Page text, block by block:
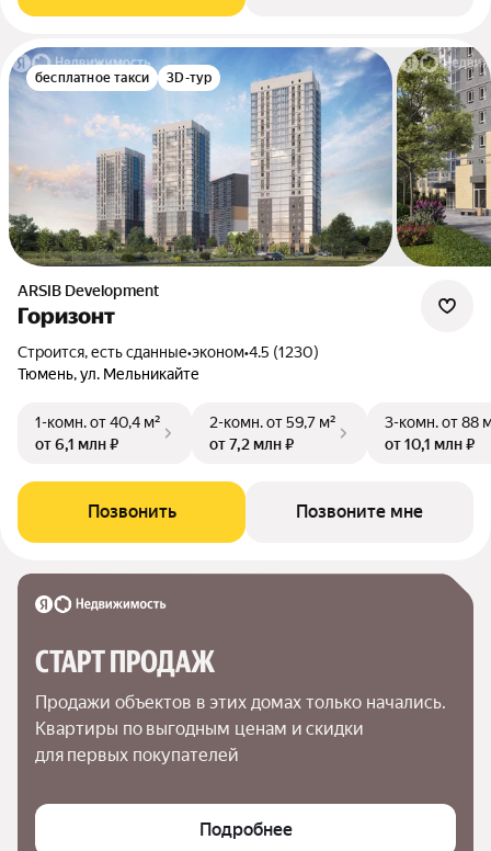
бесплатное такси 3D-тур
ARSIB Development
Горизонт
Строится, есть сданные•эконом•4.5 (1230)
Тюмень, ул. Мельникайте
1-комн.от 40,4 м²
от 6,1 млн ₽
2-комн.от 59,7 м²
от 7,2 млн ₽
3-комн.от 88
от 10,1 млн ₽
Позвонить Позвоните мне
СТАРТ ПРОДАЖ
Продажи объектов в этих домах только начались.
Квартиры по выгодным ценам и скидки
для первых покупателей
Подробнее